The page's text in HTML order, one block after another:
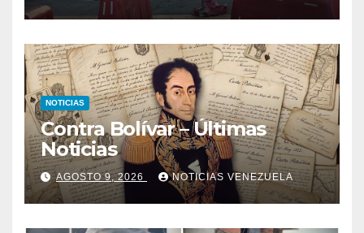
NOTICIAS
Contra Bolívar – Últimas
Noticias
AGOSTO 9, 2026 NOTICIAS VENEZUELA